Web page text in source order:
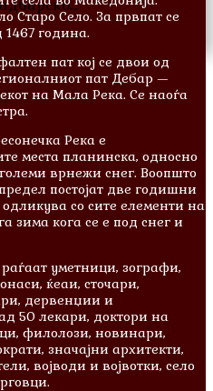
Старо Село. За првпат се
година.
пат кој се двои од
пат Дебар —
на Мала Река. Се наоѓа
Река е
места планинска, односно
врнежи снег. Воопшто
постојат две годишни
со сите елементи на
зима кога се е под снег и
уметници, зографи,
ќеаи, сточари,
дервенџии и
50 лекари, доктори на
филолози, новинари,
значајни архитекти,
војводи и војвотки, село